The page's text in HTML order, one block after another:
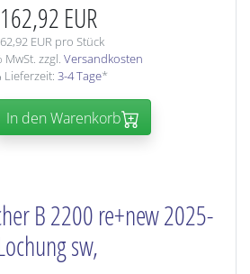
162,92 EUR
EUR pro Stück
MwSt. zzgl. Versandkosten
Lieferzeit: 3-4 Tage*
In den Warenkorb
B 2200 re+new 2025-
sw,